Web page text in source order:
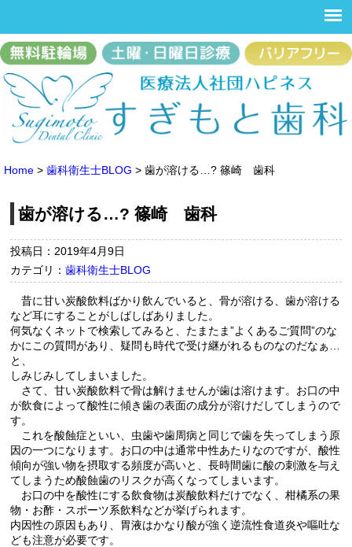
Home > 歯科衛生士BLOG > 歯が溶ける…? 篠崎 歯科
歯が溶ける…? 篠崎 歯科
投稿日：2019年4月9日
カテゴリ：歯科衛生士BLOG
昔に甘い炭酸飲料ばかり飲んでいると、骨が溶ける、歯が溶ける
など耳にすることがしばしばありました。
何気なくネットで検索してみると、たまたま”よくあるご質問”のな
かにこの質問があり、疑問も時代で受け継がれるものなのだなぁ…
と、
しみじみしてしまいました。
さて、甘い炭酸飲料で骨は解けませんが歯は溶けます。お口の中
が飲食によって酸性に傾き歯の表面の成分が溶けだしてしまうので
す。
これを酸蝕症といい、虫歯や歯周病と同じで歯を失ってしまう原
因の一つになります。お口の中は通常中性あたりなのですが、酸性
傾向が強い物を摂取する頻度が高いと、長時間歯に酸の刺激を与え
てしまうため酸蝕歯のリスクが高くなってしまいます。
お口の中を酸性にする飲食物は炭酸飲料だけでなく、柑橘系の果
物・お酢・スポーツ系飲料などが挙げられます。
内因性の原因もあり、胃液はかなり酸が強く逆流性食道炎や嘔吐な
ども注意が必要です。